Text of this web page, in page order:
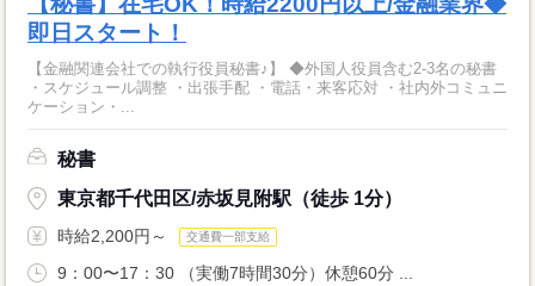
即日スタート！
【金融関連会社での執行役員秘書♪】 ◆外国人役員含む2-3名の秘書
・スケジュール調整 ・出張手配 ・電話・来客応対 ・社内外コミュニ
ケーション・...
秘書
東京都千代田区/赤坂見附駅（徒歩 1分）
時給2,200円～ 交通費一部支給
9：00〜17：30 （実働7時間30分）休憩60分 ...